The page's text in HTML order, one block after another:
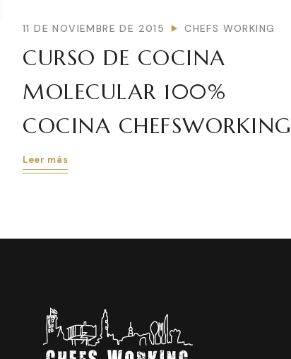
11 DE NOVIEMBRE DE 2015 CHEFS WORKING
CURSO DE COCINA
MOLECULAR 100%
COCINA CHEFSWORKING
Leer más